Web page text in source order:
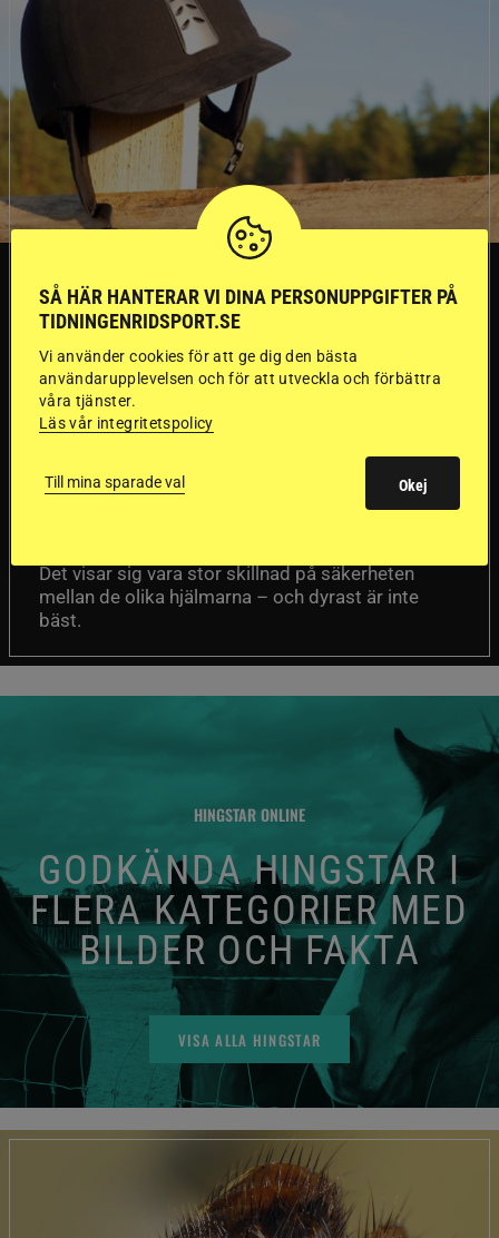
Dyraste
ridhjälmarna blev
Försäkringsbolaget
Det visar sig vara stor skillnad på säkerheten
mellan de olika hjälmarna – och dyrast är inte
bäst.
HINGSTAR ONLINE
GODKÄNDA HINGSTAR I
FLERA KATEGORIER MED
BILDER OCH FAKTA
VISA ALLA HINGSTAR
SÅ HÄR HANTERAR VI DINA PERSONUPPGIFTER PÅ
TIDNINGENRIDSPORT.SE
Vi använder cookies för att ge dig den bästa
användarupplevelsen och för att utveckla och förbättra
våra tjänster.
Läs vår integritetspolicy
Till mina sparade val Okej